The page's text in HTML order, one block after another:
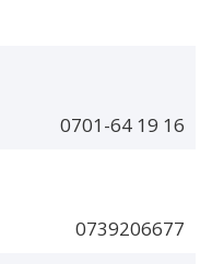
0701-64 19 16
0739206677